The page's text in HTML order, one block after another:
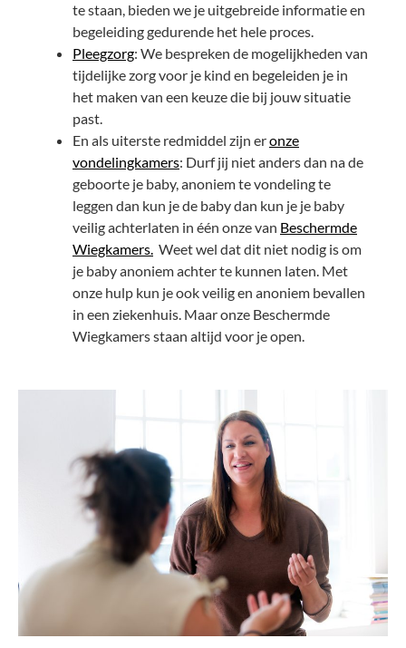
te staan, bieden we je uitgebreide informatie en
begeleiding gedurende het hele proces.
Pleegzorg: We bespreken de mogelijkheden van
tijdelijke zorg voor je kind en begeleiden je in
het maken van een keuze die bij jouw situatie
past.
En als uiterste redmiddel zijn eronze
vondelingkamers: Durf jij niet anders dan na de
geboorte je baby, anoniem te vondeling te
leggen dan kun je de baby dan kun je je baby
veilig achterlaten in één onze van Beschermde
Wiegkamers. Weet wel dat dit niet nodig is om
je baby anoniem achter te kunnen laten. Met
onze hulp kun je ook veilig en anoniem bevallen
in een ziekenhuis. Maar onze Beschermde
Wiegkamers staan altijd voor je open.